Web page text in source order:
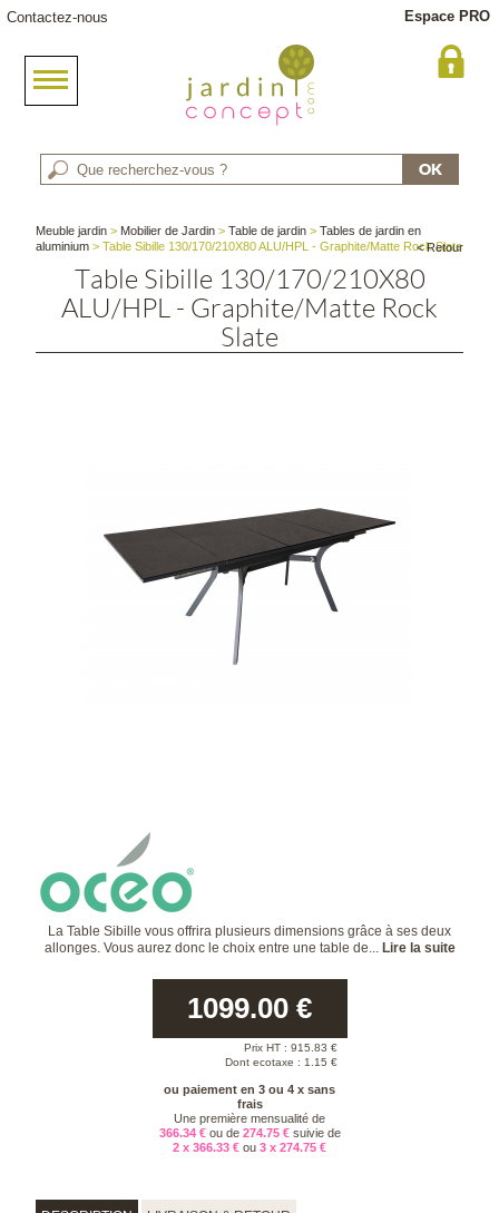
Contactez-nous Espace PRO
Meuble jardin > Mobilier de Jardin >Table de jardin >Tables de jardin en
aluminium > Table Sibille 130/170/210X80 ALU/HPL - Graphite/Matte Rock Slate
< Retour
Table Sibille 130/170/210X80
ALU/HPL - Graphite/Matte Rock
Slate
La Table Sibille vous offrira plusieurs dimensions grâce à ses deux
allonges. Vous aurez donc le choix entre une table de... Lire la suite
1099.00 €
Prix HT : 915.83 €
Dont ecotaxe : 1.15 €
ou paiement en 3 ou 4 x sans
frais
Une première mensualité de
366.34 € ou de 274.75 € suivie de
2 x 366.33 € ou 3 x 274.75 €